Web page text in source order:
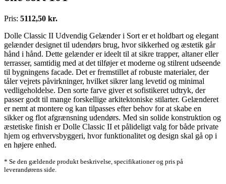
Pris: 5112,50 kr.
Dolle Classic II Udvendig Gelænder i Sort er et holdbart og elegant
gelænder designet til udendørs brug, hvor sikkerhed og æstetik går
hånd i hånd. Dette gelænder er ideelt til at sikre trapper, altaner eller
terrasser, samtidig med at det tilføjer et moderne og stilrent udseende
til bygningens facade. Det er fremstillet af robuste materialer, der
tåler vejrets påvirkninger, hvilket sikrer lang levetid og minimal
vedligeholdelse. Den sorte farve giver et sofistikeret udtryk, der
passer godt til mange forskellige arkitektoniske stilarter. Gelænderet
er nemt at montere og kan tilpasses efter behov for at skabe en
sikker og flot afgrænsning udendørs. Med sin solide konstruktion og
æstetiske finish er Dolle Classic II et pålideligt valg for både private
hjem og erhvervsbyggeri, hvor funktionalitet og design skal gå op i
en højere enhed.
* Se den gældende produkt beskrivelse, specifikationer og pris på
leverandørens side.